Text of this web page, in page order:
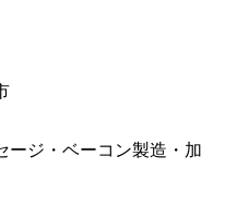
ージ・ベーコン製造・加